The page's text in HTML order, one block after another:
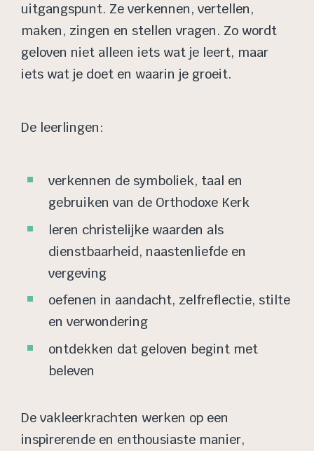
uitgangspunt. Ze verkennen, vertellen,
maken, zingen en stellen vragen. Zo wordt
geloven niet alleen iets wat je leert, maar
iets wat je doet en waarin je groeit.
De leerlingen:
verkennen de symboliek, taal en
gebruiken van de Orthodoxe Kerk
leren christelijke waarden als
dienstbaarheid, naastenliefde en
vergeving
oefenen in aandacht, zelfreflectie, stilte
en verwondering
ontdekken dat geloven begint met
beleven
De vakleerkrachten werken op een
inspirerende en enthousiaste manier,